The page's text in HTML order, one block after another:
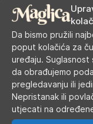
Da bismo pružili
poput kolačića za
uređaju. Suglasnost
da obrađujemo
pregledavanju ili
Nepristanak ili
utjecati na
Kategorije: Akcija,
Oznake: rta , Wotofo